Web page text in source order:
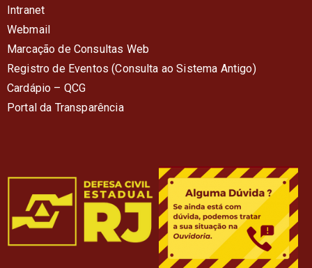
Intranet
Webmail
Marcação de Consultas Web
Registro de Eventos (Consulta ao Sistema Antigo)
Cardápio – QCG
Portal da Transparência